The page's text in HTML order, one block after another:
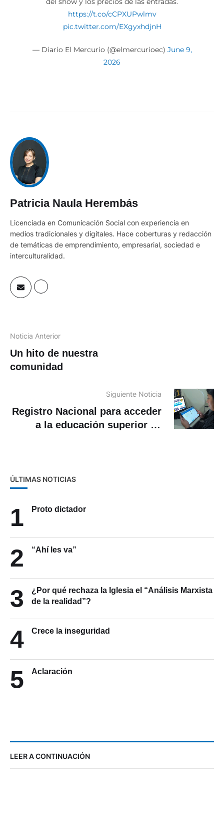
https://t.co/cCPXUPwlmv
pic.twitter.com/EXgyxhdjnH
— Diario El Mercurio (@elmercurioec) June 9,
2026
Patricia Naula Herembás
Licenciada en Comunicación Social con experiencia en
medios tradicionales y digitales. Hace coberturas y redacción
de temáticas de emprendimiento, empresarial, sociedad e
interculturalidad.
Noticia Anterior
Un hito de nuestra
comunidad
Siguiente Noticia
Registro Nacional para acceder
a la educación superior se
ÚLTIMAS NOTICIAS
1 Proto dictador
2 “Ahí les va”
3
¿Por qué rechaza la Iglesia el “Análisis Marxista
de la realidad”?
4 Crece la inseguridad
5 Aclaración
LEER A CONTINUACIÓN